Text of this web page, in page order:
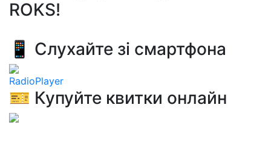
ROKS!
📱 Слухайте зі смартфона
RadioPlayer
🎫 Купуйте квитки онлайн